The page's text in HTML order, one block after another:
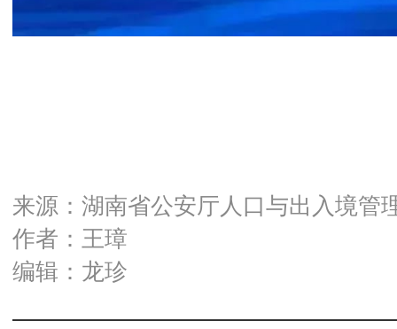
来源：湖南省公安厅人口与出入境管
作者：王璋
编辑：龙珍